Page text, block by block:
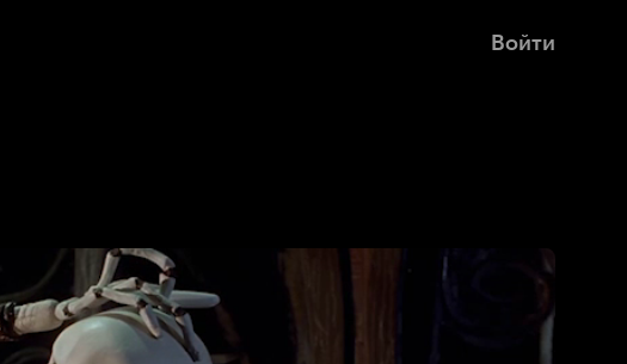
Войти